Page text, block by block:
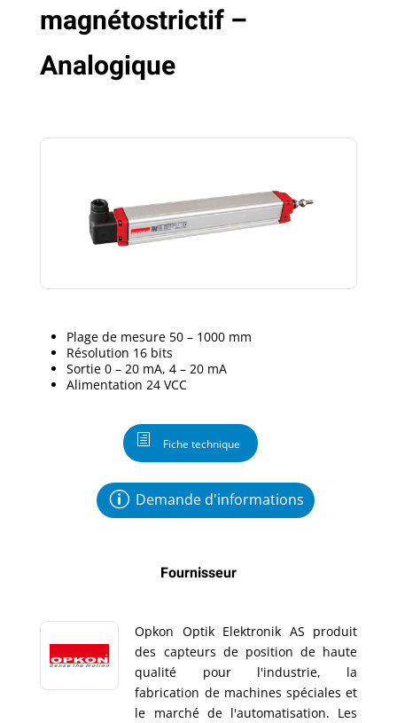
magnétostrictif –
Analogique
Plage de mesure 50 – 1000 mm
Résolution 16 bits
Sortie 0 – 20 mA, 4 – 20 mA
Alimentation 24 VCC
Fiche technique
Demande d'informations
Fournisseur
Opkon Optik Elektronik AS produit
des capteurs de position de haute
qualité pour l'industrie, la
fabrication de machines spéciales et
le marché de l'automatisation. Les